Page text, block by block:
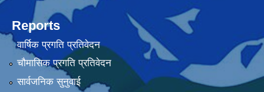
Reports
वार्षिक प्रगति प्रतिवेदन
चौमासिक प्रगति प्रतिवेदन
सार्वजनिक सुनुवाई